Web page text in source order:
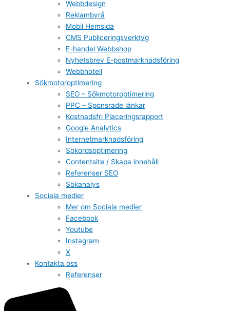
Webbdesign
Reklambyrå
Mobil Hemsida
CMS Publiceringsverktyg
E-handel Webbshop
Nyhetsbrev E-postmarknadsföring
Webbhotell
Sökmotoroptimering
SEO – Sökmotoroptimering
PPC – Sponsrade länkar
Kostnadsfri Placeringsrapport
Google Analytics
Internetmarknadsföring
Sökordsoptimering
Contentsite / Skapa innehåll
Referenser SEO
Sökanalys
Sociala medier
Mer om Sociala medier
Facebook
Youtube
Instagram
X
Kontakta oss
Referenser